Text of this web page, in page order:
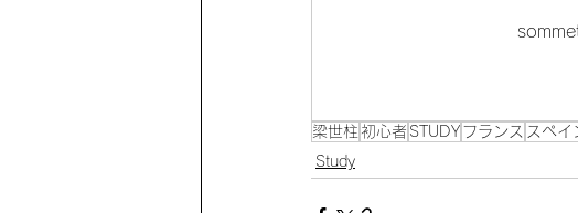
梁世柱 初心者 STUDY フランス スペイ
Study